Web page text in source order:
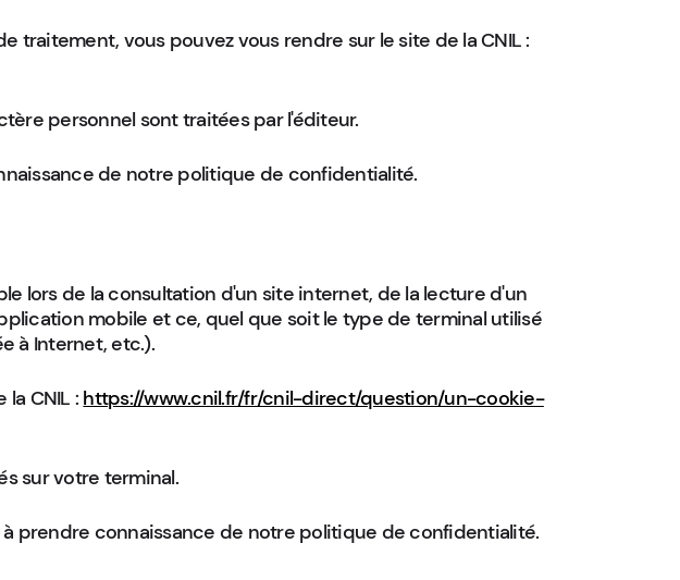
vous pouvez vous rendre sur le site de la CNIL :
personnel sont traitées par l'éditeur.
de notre politique de confidentialité.
lors de la consultation d'un site internet, de la lecture d'un
mobile et ce, quel que soit le type de terminal utilisé
à Internet, etc.).
CNIL : https://www.cnil.fr/fr/cnil-direct/question/un-cookie-
sur votre terminal.
prendre connaissance de notre politique de confidentialité.